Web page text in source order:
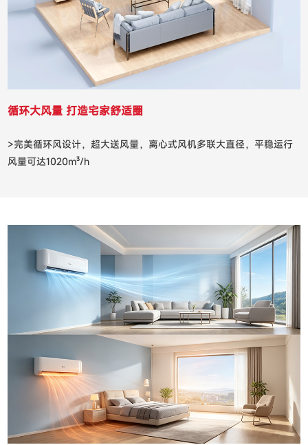
循环大风量 打造宅家舒适圈
>完美循环风设计，超大送风量，离心式风机多联大直径，平稳运行
风量可达1020m³/h